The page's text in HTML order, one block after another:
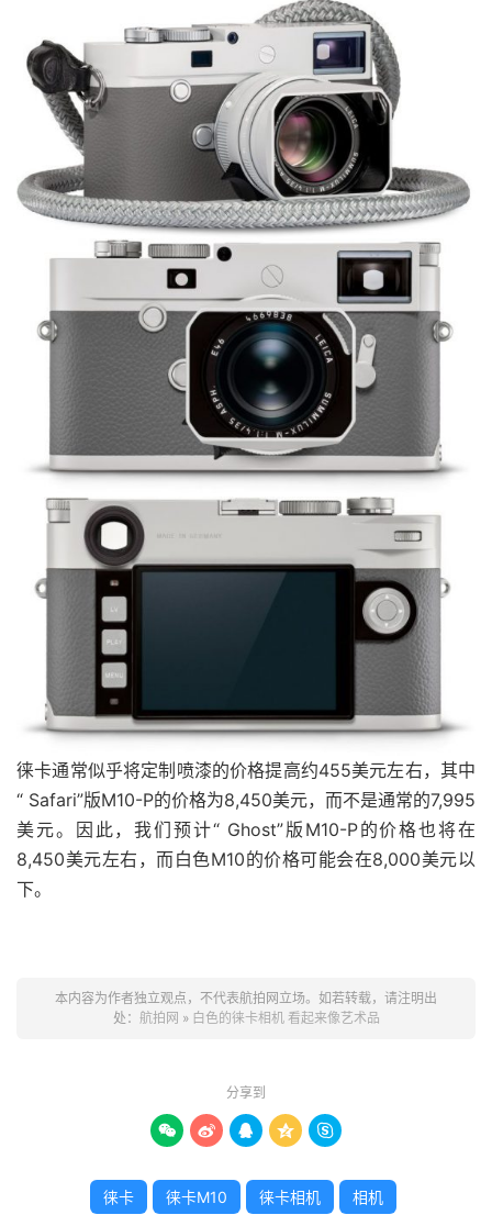
徕卡通常似乎将定制喷漆的价格提高约455美元左右，其中
“ Safari”版M10-P的价格为8,450美元，而不是通常的7,995
美元。 因此，我们预计“ Ghost”版M10-P的价格也将在
8,450美元左右，而白色M10的价格可能会在8,000美元以
下。
本内容为作者独立观点，不代表航拍网立场。如若转载，请注明出
处： 航拍网 » 白色的徕卡相机 看起来像艺术品
分享到
    
徕卡 徕卡M10 徕卡相机 相机